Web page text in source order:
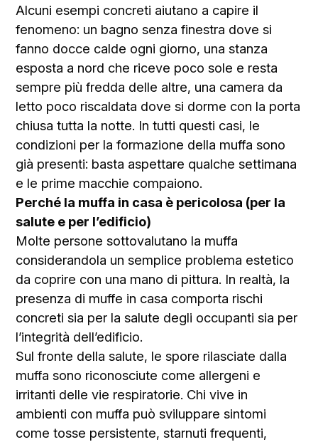
Alcuni esempi concreti aiutano a capire il
fenomeno: un bagno senza finestra dove si
fanno docce calde ogni giorno, una stanza
esposta a nord che riceve poco sole e resta
sempre più fredda delle altre, una camera da
letto poco riscaldata dove si dorme con la porta
chiusa tutta la notte. In tutti questi casi, le
condizioni per la formazione della muffa sono
già presenti: basta aspettare qualche settimana
e le prime macchie compaiono.
Perché la muffa in casa è pericolosa (per la
salute e per l’edificio)
Molte persone sottovalutano la muffa
considerandola un semplice problema estetico
da coprire con una mano di pittura. In realtà, la
presenza di muffe in casa comporta rischi
concreti sia per la salute degli occupanti sia per
l’integrità dell’edificio.
Sul fronte della salute, le spore rilasciate dalla
muffa sono riconosciute come allergeni e
irritanti delle vie respiratorie. Chi vive in
ambienti con muffa può sviluppare sintomi
come tosse persistente, starnuti frequenti,